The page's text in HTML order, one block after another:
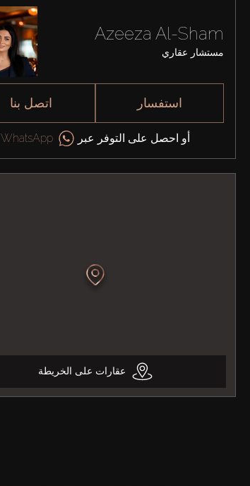
Azeeza Al-Sham
مستشار عقاري
اتصل بنا استفسار
أو احصل على التوفر عبر WhatsApp
عقارات على الخريطة